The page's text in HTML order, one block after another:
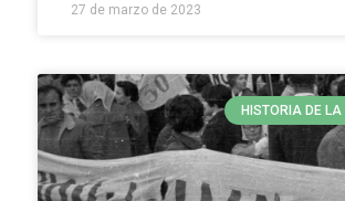
27 de marzo de 2023
HISTORIA DE LA